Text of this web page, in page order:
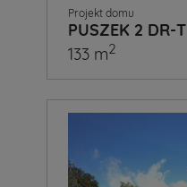
Projekt domu
PUSZEK 2 DR-T
133 m2